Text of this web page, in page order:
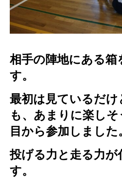
相手の陣地にある箱
す。
最初は見ているだ
も、あまりに楽し
目から参加しました
投げる力と走る力が
す。